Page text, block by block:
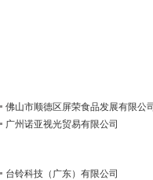
佛山市顺德区屏荣食品发展有限公
广州诺亚视光贸易有限公司
台铃科技（广东）有限公司